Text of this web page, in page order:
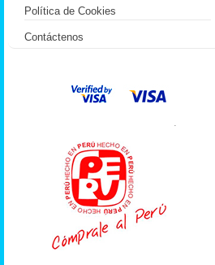
Política de Cookies
Contáctenos
.